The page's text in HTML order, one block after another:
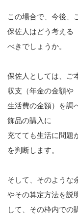
この場合で、今後、
保佐人はどう考える
べきでしょうか。
保佐人としては、ご
収支（年金の金額や
生活費の金額）を調
飾品の購入に
充てても生活に問題
を判断します。
そして、そのような
やその算定方法を説
して、その枠内での